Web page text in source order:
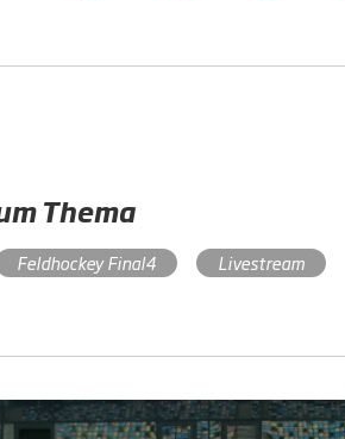
Thema
Feldhockey Final4 Livestream